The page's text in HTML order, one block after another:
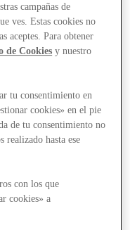
campañas de
ves. Estas cookies no
aceptes. Para obtener
de Cookies y nuestro
tu consentimiento en
cookies» en el pie
de tu consentimiento no
realizado hasta ese
con los que
cookies» a